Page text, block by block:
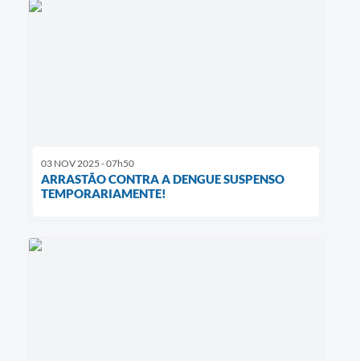
03 NOV 2025 - 07h50
ARRASTÃO CONTRA A DENGUE SUSPENSO
TEMPORARIAMENTE!